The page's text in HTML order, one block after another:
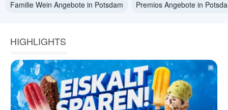
Familie Wein Angebote in Potsdam Premios Angebote in
HIGHLIGHTS